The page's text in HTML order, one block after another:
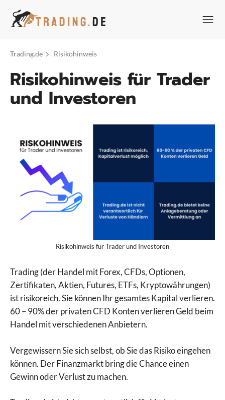
Inhalt
Trading.de Risikohinweis
Risikohinweis für Trader
und Investoren
Risikohinweis für Trader und Investoren
Trading (der Handel mit Forex, CFDs, Optionen,
Zertifikaten, Aktien, Futures, ETFs, Kryptowährungen)
ist risikoreich. Sie können Ihr gesamtes Kapital verlieren.
60 – 90% der privaten CFD Konten verlieren Geld beim
Handel mit verschiedenen Anbietern.
Vergewissern Sie sich selbst, ob Sie das Risiko eingehen
können. Der Finanzmarkt bring die Chance einen
Gewinn oder Verlust zu machen.